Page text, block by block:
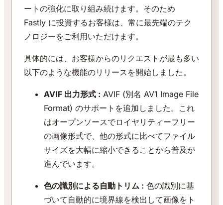
ートの強化に取り組み続けます。そのため
Fastly に投資するお客様は、常に最先端のテク
ノロジーをご利用いただけます。
具体的には、お客様からのリクエストが最も多い
以下のような機能のリリースを開始しました。
AVIF 出力形式 : AVIF (別名 AV1 Image File
Format) のサポートを追加しました。これ
はオープンソースでロイヤリティーフリー
の画像形式で、他の形式に比べてファイル
サイズを大幅に縮小できることから普及が
進んでいます。
色の識別による自動トリム : 色の識別に基
づいて自動的に境界線を検出して画像をト